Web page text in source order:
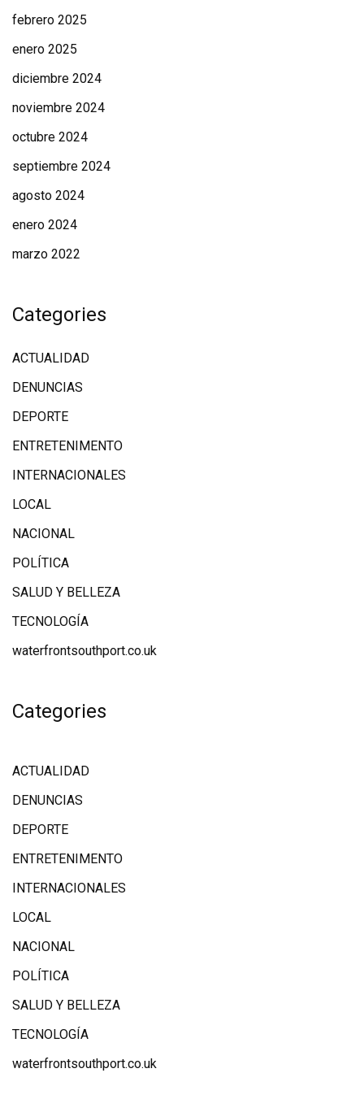
febrero 2025
enero 2025
diciembre 2024
noviembre 2024
octubre 2024
septiembre 2024
agosto 2024
enero 2024
marzo 2022
Categories
ACTUALIDAD
DENUNCIAS
DEPORTE
ENTRETENIMENTO
INTERNACIONALES
LOCAL
NACIONAL
POLÍTICA
SALUD Y BELLEZA
TECNOLOGÍA
waterfrontsouthport.co.uk
Categories
ACTUALIDAD
DENUNCIAS
DEPORTE
ENTRETENIMENTO
INTERNACIONALES
LOCAL
NACIONAL
POLÍTICA
SALUD Y BELLEZA
TECNOLOGÍA
waterfrontsouthport.co.uk